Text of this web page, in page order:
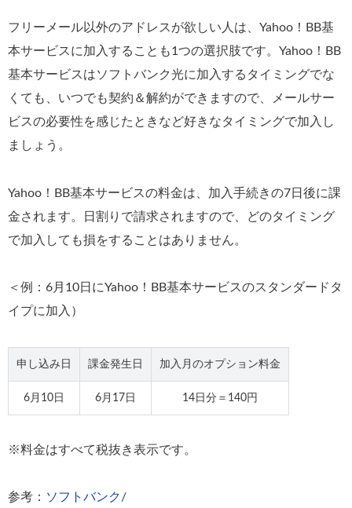
フリーメール以外のアドレスが欲しい人は、Yahoo！BB基
本サービスに加入することも1つの選択肢です。Yahoo！BB
基本サービスはソフトバンク光に加入するタイミングでな
くても、いつでも契約＆解約ができますので、メールサー
ビスの必要性を感じたときなど好きなタイミングで加入し
ましょう。
Yahoo！BB基本サービスの料金は、加入手続きの7日後に課
金されます。日割りで請求されますので、どのタイミング
で加入しても損をすることはありません。
＜例：6月10日にYahoo！BB基本サービスのスタンダードタ
イプに加入）
申し込み日 課金発生日 加入月のオプション料金
6月10日 6月17日 14日分＝140円
※料金はすべて税抜き表示です。
参考： ソフトバンク/